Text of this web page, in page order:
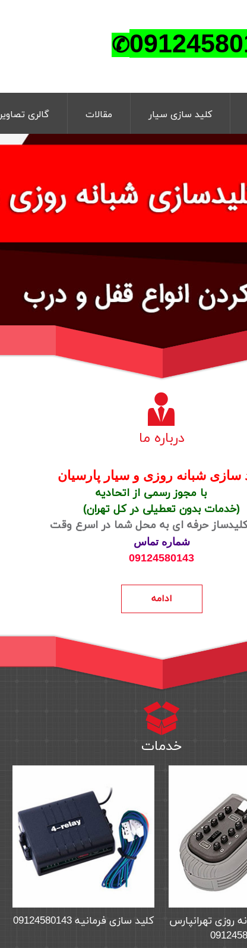
✆0
کلید سازی سیار مقالات گالری تصاویر
درباره ما
سازی شبانه روزی و سیار پارسیان
با مجوز رسمی از اتحادیه
(خدمات بدون تعطیلی در کل تهران)
کلیدساز حرفه ای به محل شما در اسرع وقت
شماره تماس
09124580143
ادامه
خدمات
کلید سازی شبانه روزی تهرانپارس
میرداماد